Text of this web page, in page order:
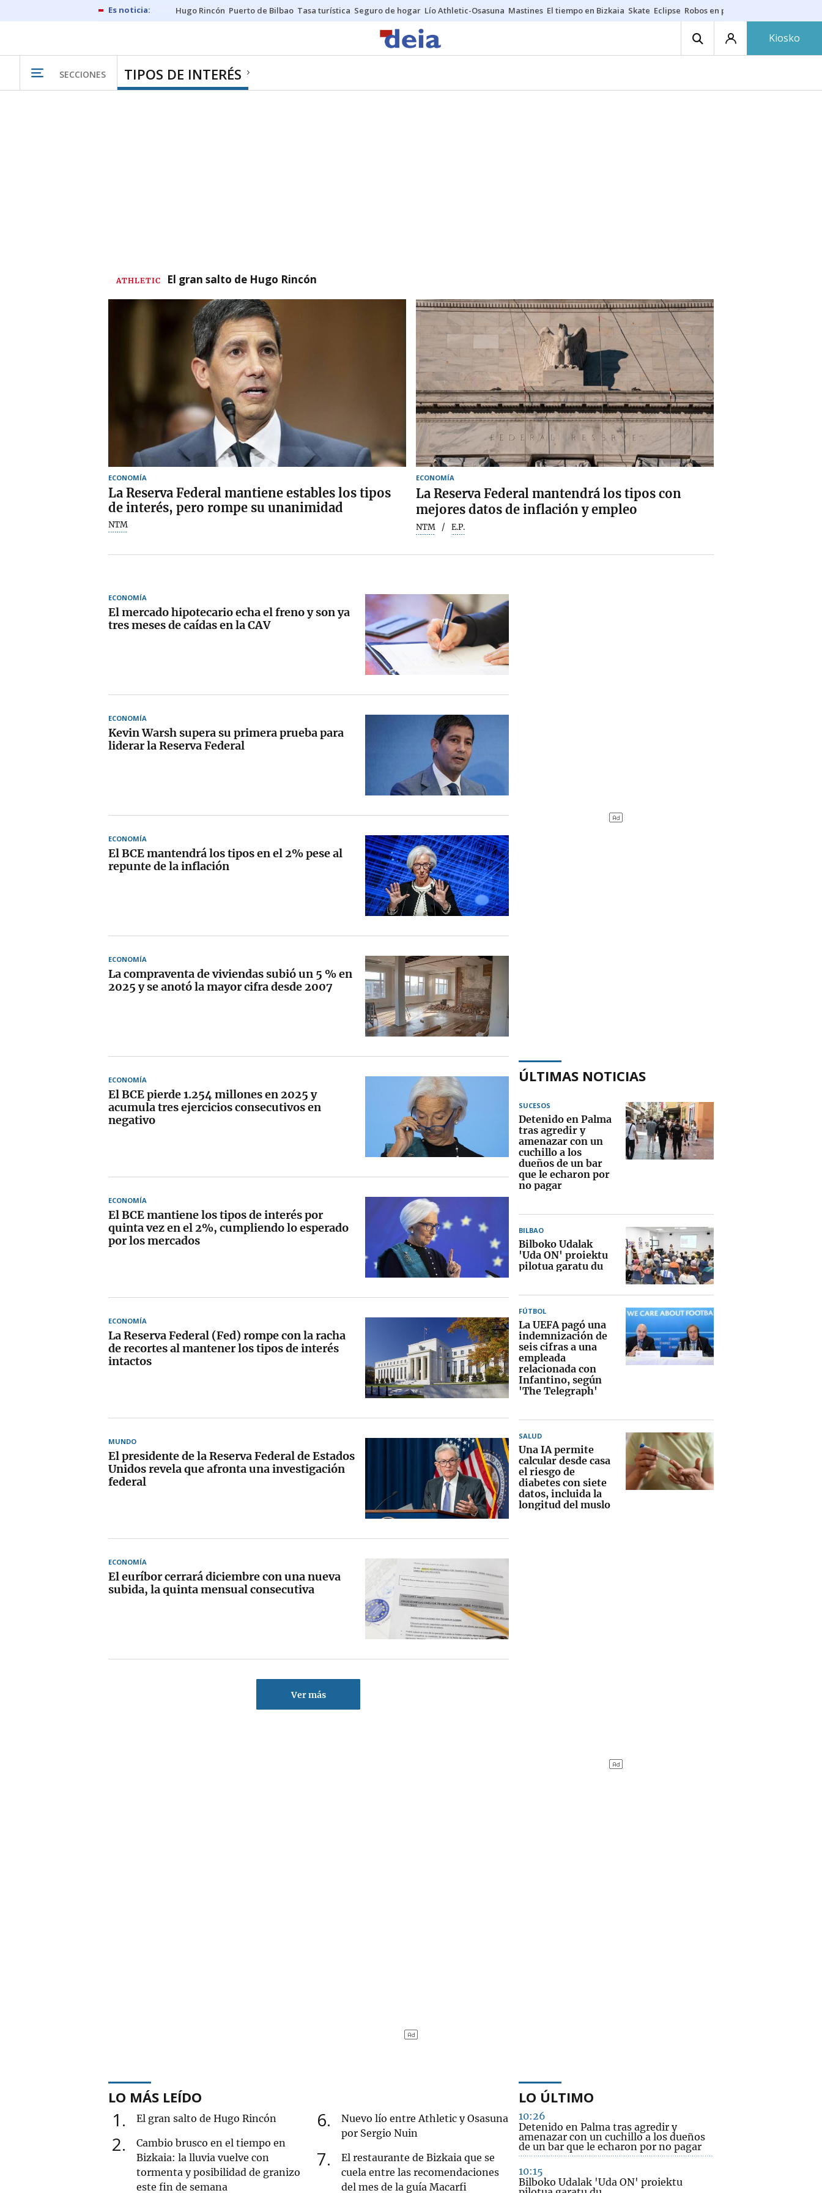
Hugo Rincón Puerto de Bilbao Tasa turística Seguro de hogar Lío Athletic-Osasuna Mastines El tiempo en Bizkaia Skate Eclipse Robos en playas
Kiosko
SECCIONES TIPOS DE INTERÉS
ATHLETIC El gran salto de Hugo Rincón
ECONOMÍA
La Reserva Federal mantiene estables los tipos
de interés, pero rompe su unanimidad
NTM
ECONOMÍA
La Reserva Federal mantendrá los tipos con
mejores datos de inflación y empleo
NTM E.P.
ECONOMÍA
El mercado hipotecario echa el freno y son ya
tres meses de caídas en la CAV
ECONOMÍA
Kevin Warsh supera su primera prueba para
liderar la Reserva Federal
ECONOMÍA
El BCE mantendrá los tipos en el 2% pese al
repunte de la inflación
ECONOMÍA
La compraventa de viviendas subió un 5 % en
2025 y se anotó la mayor cifra desde 2007
ECONOMÍA
El BCE pierde 1.254 millones en 2025 y
acumula tres ejercicios consecutivos en
negativo
ECONOMÍA
El BCE mantiene los tipos de interés por
quinta vez en el 2%, cumpliendo lo esperado
por los mercados
ECONOMÍA
La Reserva Federal (Fed) rompe con la racha
de recortes al mantener los tipos de interés
intactos
MUNDO
El presidente de la Reserva Federal de Estados
Unidos revela que afronta una investigación
federal
ECONOMÍA
El euríbor cerrará diciembre con una nueva
subida, la quinta mensual consecutiva
Ver más
ÚLTIMAS NOTICIAS
SUCESOS
Detenido en Palma
tras agredir y
amenazar con un
cuchillo a los
dueños de un bar
que le echaron por
no pagar
BILBAO
Bilboko Udalak
'Uda ON' proiektu
pilotua garatu du
FÚTBOL
La UEFA pagó una
indemnización de
seis cifras a una
empleada
relacionada con
Infantino, según
'The Telegraph'
SALUD
Una IA permite
calcular desde casa
el riesgo de
diabetes con siete
datos, incluida la
longitud del muslo
LO MÁS LEÍDO
1 El gran salto de Hugo Rincón
2
Cambio brusco en el tiempo en
Bizkaia: la lluvia vuelve con
tormenta y posibilidad de granizo
este fin de semana
6
Nuevo lío entre Athletic y Osasuna
por Sergio Nuin
7
El restaurante de Bizkaia que se
cuela entre las recomendaciones
del mes de la guía Macarfi
LO ÚLTIMO
10:26
Detenido en Palma tras agredir y
amenazar con un cuchillo a los dueños
de un bar que le echaron por no pagar
10:15
Bilboko Udalak 'Uda ON' proiektu